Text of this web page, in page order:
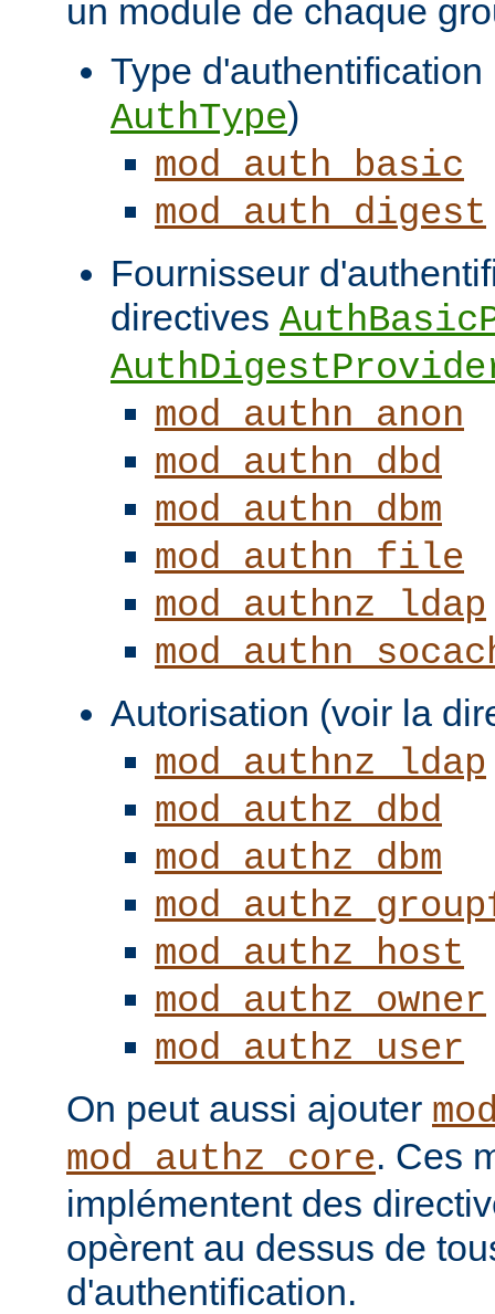
un module de chaque
Type
AuthType)
mod_auth_basic
mod_auth_digest
Fournisseur
directives
mod_authn_anon
mod_authn_dbd
mod_authn_dbm
mod_authn_file
mod_authnz_ldap
Autorisation (voir la
mod_authnz_ldap
mod_authz_dbd
mod_authz_dbm
mod_authz_host
mod_authz_owner
mod_authz_user
On peut aussi ajouter
mod_authz_core. Ces
implémentent des
opèrent au dessus de
d'authentification.